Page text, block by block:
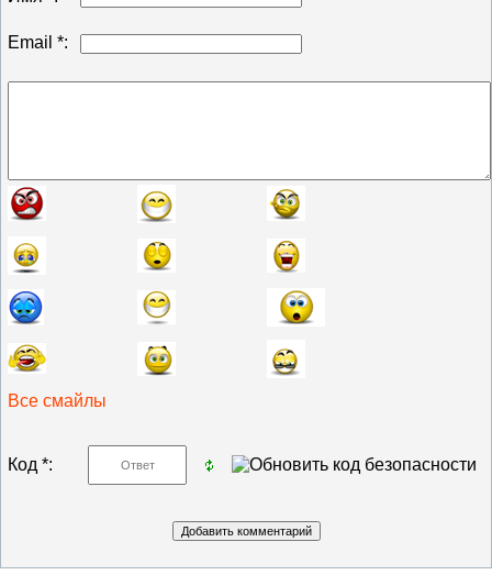
Email *:
Все смайлы
Код *: